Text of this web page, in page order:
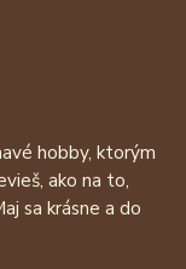
hobby, ktorým
ako na to,
sa krásne a do